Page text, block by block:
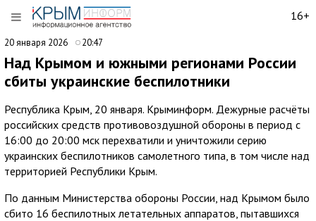
16+
20 января 2026 20:47
Над Крымом и южными регионами России
сбиты украинские беспилотники
Республика Крым, 20 января. Крыминформ. Дежурные расчёты
российских средств противовоздушной обороны в период с
16:00 до 20:00 мск перехватили и уничтожили серию
украинских беспилотников самолетного типа, в том числе над
территорией Республики Крым.
По данным Министерства обороны России, над Крымом было
сбито 16 беспилотных летательных аппаратов, пытавшихся